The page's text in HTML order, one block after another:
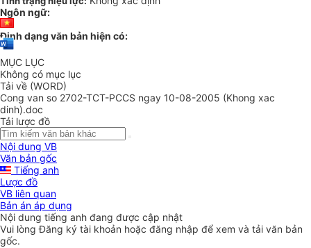
Ngôn ngữ:
Định dạng văn bản hiện có:
MỤC LỤC
Không có mục lục
Tải về (WORD)
Cong van so 2702-TCT-PCCS ngay 10-08-2005 (Khong xac
dinh).doc
Tải lược đồ
Nội dung VB
Văn bản gốc
Tiếng anh
Lược đồ
VB liên quan
Bản án áp dụng
Nội dung tiếng anh đang được cập nhật
Vui lòngĐăng ký tài khoản hoặc đăng nhập để xem và tải văn bản
gốc.